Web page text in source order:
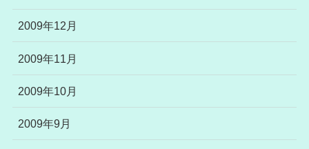
2009年12月
2009年11月
2009年10月
2009年9月